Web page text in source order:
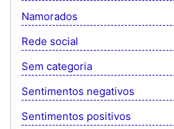
Namorados
Rede social
Sem categoria
Sentimentos negativos
Sentimentos positivos